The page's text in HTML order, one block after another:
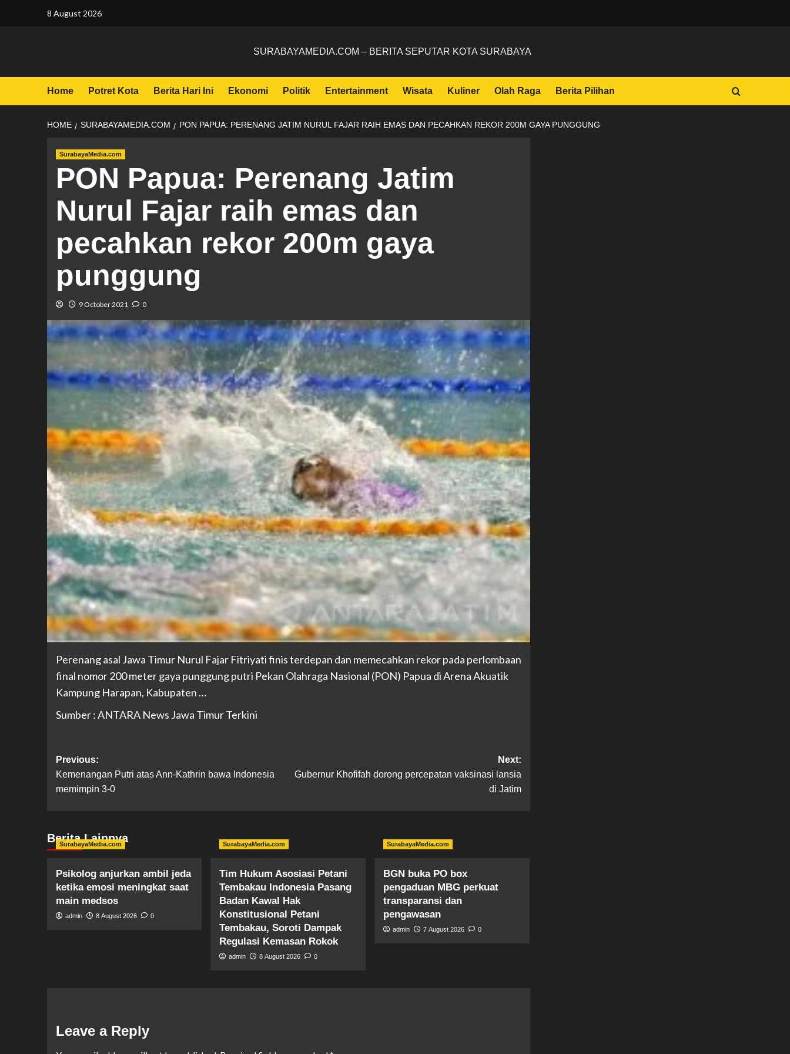
8 August 2026
SURABAYAMEDIA.COM – BERITA SEPUTAR KOTA SURABAYA
Home Potret Kota Berita Hari Ini Ekonomi Politik Entertainment Wisata Kuliner Olah Raga Berita Pilihan
HOME SURABAYAMEDIA.COM PON PAPUA: PERENANG JATIM NURUL FAJAR RAIH EMAS DAN PECAHKAN REKOR 200M GAYA PUNGGUNG
SurabayaMedia.com
PON Papua: Perenang Jatim
Nurul Fajar raih emas dan
pecahkan rekor 200m gaya
punggung
9 October 2021 0
Perenang asal Jawa Timur Nurul Fajar Fitriyati finis terdepan dan memecahkan rekor pada perlombaan
final nomor 200 meter gaya punggung putri Pekan Olahraga Nasional (PON) Papua di Arena Akuatik
Kampung Harapan, Kabupaten …
Sumber : ANTARA News Jawa Timur Terkini
Previous:
Kemenangan Putri atas Ann-Kathrin bawa Indonesia
memimpin 3-0
Next:
Gubernur Khofifah dorong percepatan vaksinasi lansia
di Jatim
Berita Lainnya
SurabayaMedia.com
Psikolog anjurkan ambil jeda
ketika emosi meningkat saat
main medsos
admin 8 August 2026 0
SurabayaMedia.com
Tim Hukum ​Asosiasi Petani
Tembakau Indonesia Pasang
Badan Kawal Hak
Konstitusional Petani
Tembakau, Soroti Dampak
Regulasi Kemasan Rokok
admin 8 August 2026 0
SurabayaMedia.com
BGN buka PO box
pengaduan MBG perkuat
transparansi dan
pengawasan
admin 7 August 2026 0
Leave a Reply